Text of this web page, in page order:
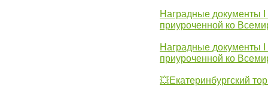
Наградные документы
приуроченной ко
Наградные документы
приуроченной ко
💥Екатеринбургский